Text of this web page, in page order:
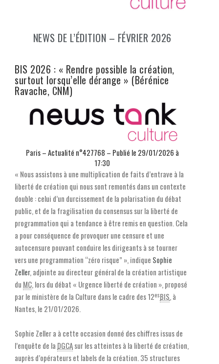
NEWS DE L’ÉDITION – FÉVRIER 2026
BIS 2026 : « Rendre possible la création,
surtout lorsqu’elle dérange » (Bérénice
Ravache, CNM)
Paris – Actualité n°427768 – Publié le 29/01/2026 à
17:30
« Nous assistons à une multiplication de faits d’entrave à la
liberté de création qui nous sont remontés dans un contexte
double : celui d’un durcissement de la polarisation du débat
public, et de la fragilisation du consensus sur la liberté de
programmation qui a tendance à être remis en question. Cela
a pour conséquence de provoquer une censure et une
autocensure pouvant conduire les dirigeants à se tourner
vers une programmation “zéro risque” », indique Sophie
Zeller, adjointe au directeur général de la création artistique
du MC, lors du débat « Urgence liberté de création », proposé
par le ministère de la Culture dans le cadre des 12esBIS, à
Nantes, le 21/01/2026.
Sophie Zeller a à cette occasion donné des chiffres issus de
l’enquête de la DGCAsur les atteintes à la liberté de création,
auprès d’opérateurs et labels de la création. 35 structures